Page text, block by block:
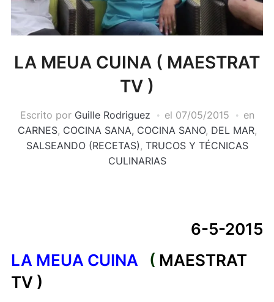
LA MEUA CUINA ( MAESTRAT
TV )
Escrito por Guille Rodriguez el 07/05/2015
en
CARNES, COCINA SANA, COCINA SANO, DEL MAR,
SALSEANDO (RECETAS) , TRUCOS Y TÉCNICAS
CULINARIAS
6-5-2015
LA MEUA CUINA ( MAESTRAT
TV )